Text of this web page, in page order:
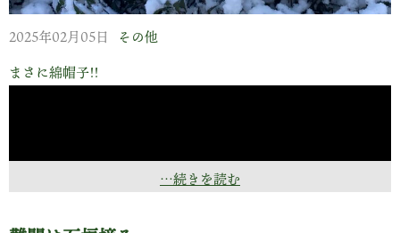
やきものワールドの会期は今日と明日の二日間となりまし
た。 出展者数300あまり、一日中楽しめますよ!!
2025年02月05日
その他
まさに綿帽子!!
…続きを読む